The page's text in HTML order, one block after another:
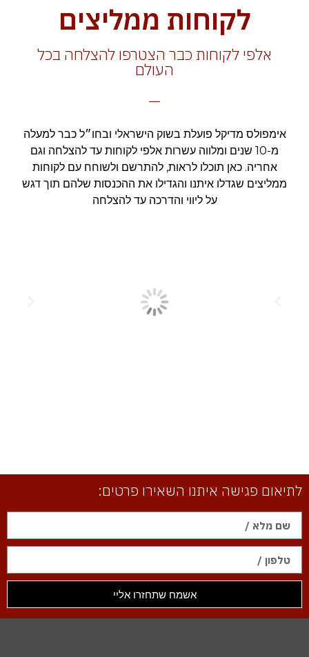
לקוחות ממליצים
אלפי לקוחות כבר הצטרפו להצלחה בכל
העולם
אימפולס מדיקל פועלת בשוק הישראלי ובחו״ל כבר למעלה
מ-10 שנים ומלווה עשרות אלפי לקוחות עד להצלחה וגם
אחריה. כאן תוכלו לראות, להתרשם ולשוחח עם לקוחות
ממליצים שגדלו איתנו והגדילו את ההכנסות שלהם תוך דגש
על ליווי והדרכה עד להצלחה
לתיאום פגישה איתנו השאירו פרטים:
אשמח שתחזרו אליי